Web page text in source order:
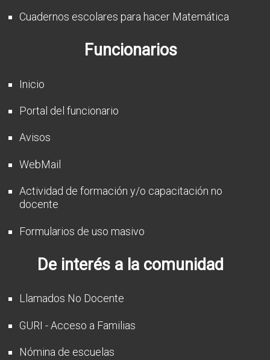
Cuadernos escolares para hacer Matemática
Funcionarios
Inicio
Portal del funcionario
Avisos
WebMail
Actividad de formación y/o capacitación no
docente
Formularios de uso masivo
De interés a la comunidad
Llamados No Docente
GURI - Acceso a Familias
Nómina de escuelas